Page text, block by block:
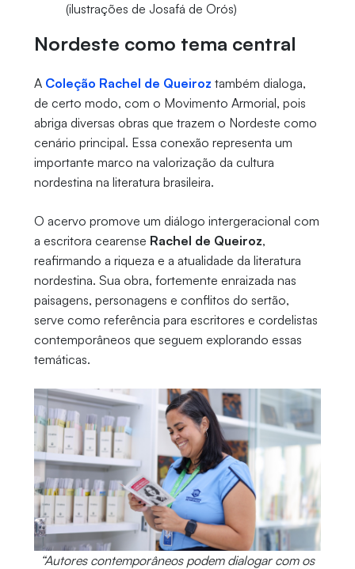
(ilustrações de Josafá de Orós)
Nordeste como tema central
A Coleção Rachel de Queiroz também dialoga,
de certo modo, com o Movimento Armorial, pois
abriga diversas obras que trazem o Nordeste como
cenário principal. Essa conexão representa um
importante marco na valorização da cultura
nordestina na literatura brasileira.
O acervo promove um diálogo intergeracional com
a escritora cearense Rachel de Queiroz,
reafirmando a riqueza e a atualidade da literatura
nordestina. Sua obra, fortemente enraizada nas
paisagens, personagens e conflitos do sertão,
serve como referência para escritores e cordelistas
contemporâneos que seguem explorando essas
temáticas.
“Autores contemporâneos podem dialogar com os